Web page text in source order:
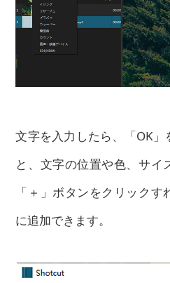
文字を入力したら、「OK
と、文字の位置や色、サイ
「＋」ボタンをクリック
に追加できます。